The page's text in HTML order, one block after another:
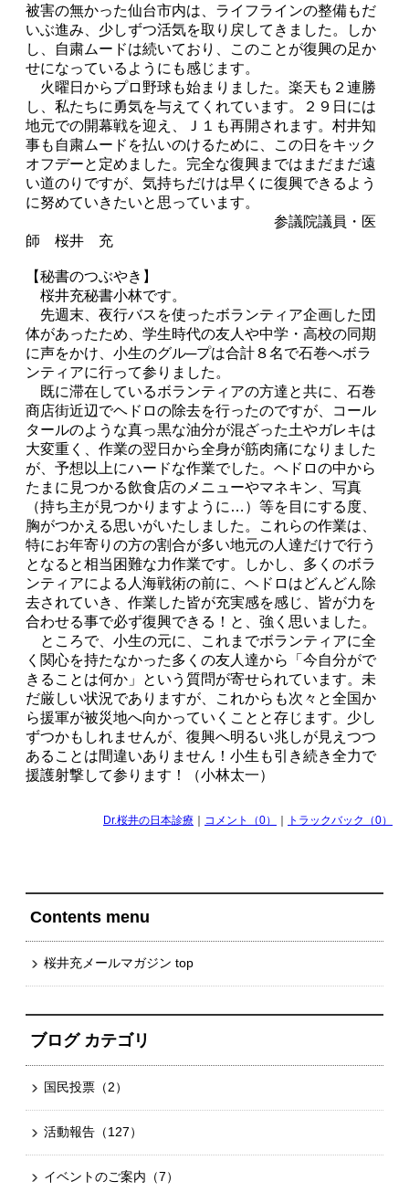
被害の無かった仙台市内は、ライフラインの整備もだ
いぶ進み、少しずつ活気を取り戻してきました。しか
し、自粛ムードは続いており、このことが復興の足か
せになっているようにも感じます。
火曜日からプロ野球も始まりました。楽天も２連勝
し、私たちに勇気を与えてくれています。２９日には
地元での開幕戦を迎え、Ｊ１も再開されます。村井知
事も自粛ムードを払いのけるために、この日をキック
オフデーと定めました。完全な復興まではまだまだ遠
い道のりですが、気持ちだけは早くに復興できるよう
に努めていきたいと思っています。
参議院議員・医
師 桜井 充
【秘書のつぶやき】
桜井充秘書小林です。
先週末、夜行バスを使ったボランティア企画した団
体があったため、学生時代の友人や中学・高校の同期
に声をかけ、小生のグル─プは合計８名で石巻へボラ
ンティアに行って参りました。
既に滞在しているボランティアの方達と共に、石巻
商店街近辺でヘドロの除去を行ったのですが、コール
タールのような真っ黒な油分が混ざった土やガレキは
大変重く、作業の翌日から全身が筋肉痛になりました
が、予想以上にハードな作業でした。ヘドロの中から
たまに見つかる飲食店のメニューやマネキン、写真
（持ち主が見つかりますように…）等を目にする度、
胸がつかえる思いがいたしました。これらの作業は、
特にお年寄りの方の割合が多い地元の人達だけで行う
となると相当困難な力作業です。しかし、多くのボラ
ンティアによる人海戦術の前に、ヘドロはどんどん除
去されていき、作業した皆が充実感を感じ、皆が力を
合わせる事で必ず復興できる！と、強く思いました。
ところで、小生の元に、これまでボランティアに全
く関心を持たなかった多くの友人達から「今自分がで
きることは何か」という質問が寄せられています。未
だ厳しい状況でありますが、これからも次々と全国か
ら援軍が被災地へ向かっていくことと存じます。少し
ずつかもしれませんが、復興へ明るい兆しが見えつつ
あることは間違いありません！小生も引き続き全力で
援護射撃して参ります！（小林太一）
Dr.桜井の日本診療 コメント（0） トラックバック（0）
Contents menu
桜井充メールマガジン top
ブログ カテゴリ
国民投票 （2）
活動報告 （127）
イベントのご案内 （7）